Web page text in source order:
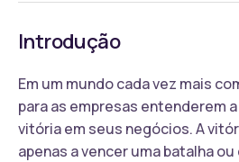
Introdução
Em um mundo cada vez mais
para as empresas entenderem
vitória em seus negócios. A
apenas a vencer uma batalha